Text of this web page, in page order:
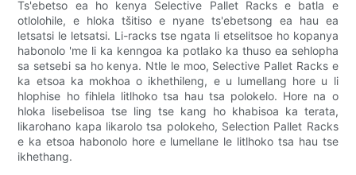
Ts'ebetso ea ho kenya Selective Pallet Racks e batla e
otlolohile, e hloka tšitiso e nyane ts'ebetsong ea hau ea
letsatsi le letsatsi. Li-racks tse ngata li etselitsoe ho kopanya
habonolo 'me li ka kenngoa ka potlako ka thuso ea sehlopha
sa setsebi sa ho kenya. Ntle le moo, Selective Pallet Racks e
ka etsoa ka mokhoa o ikhethileng, e u lumellang hore u li
hlophise ho fihlela litlhoko tsa hau tsa polokelo. Hore na o
hloka lisebelisoa tse ling tse kang ho khabisoa ka terata,
likarohano kapa likarolo tsa polokeho, Selection Pallet Racks
e ka etsoa habonolo hore e lumellane le litlhoko tsa hau tse
ikhethang.